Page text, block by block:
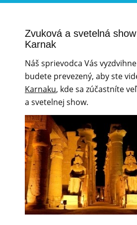
Zvuková a svetelná
Karnak
Náš sprievodca Vás
budete prevezený, aby ste
Karnaku, kde sa zúčastníte
a svetelnej show.